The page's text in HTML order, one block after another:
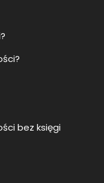
bez księgi